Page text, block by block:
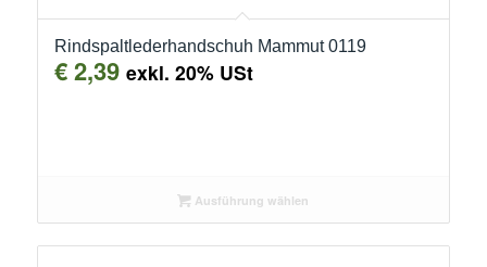
Rindspaltlederhandschuh Mammut 0119
€2,39 exkl. 20% USt
Ausführung wählen